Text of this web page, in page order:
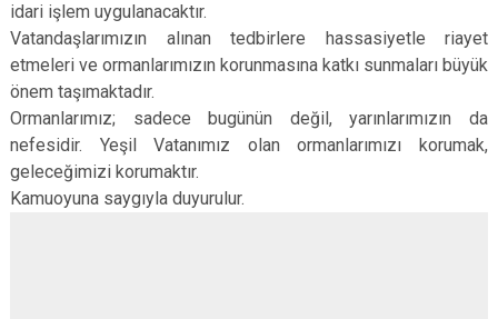
idari işlem uygulanacaktır.
Vatandaşlarımızın alınan tedbirlere hassasiyetle riayet
etmeleri ve ormanlarımızın korunmasına katkı sunmaları büyük
önem taşımaktadır.
Ormanlarımız; sadece bugünün değil, yarınlarımızın da
nefesidir. Yeşil Vatanımız olan ormanlarımızı korumak,
geleceğimizi korumaktır.
Kamuoyuna saygıyla duyurulur.